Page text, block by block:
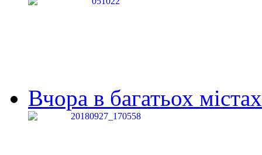
Вчора в багатьох